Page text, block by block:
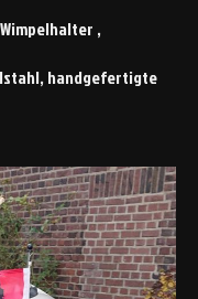
,
handgefertigte